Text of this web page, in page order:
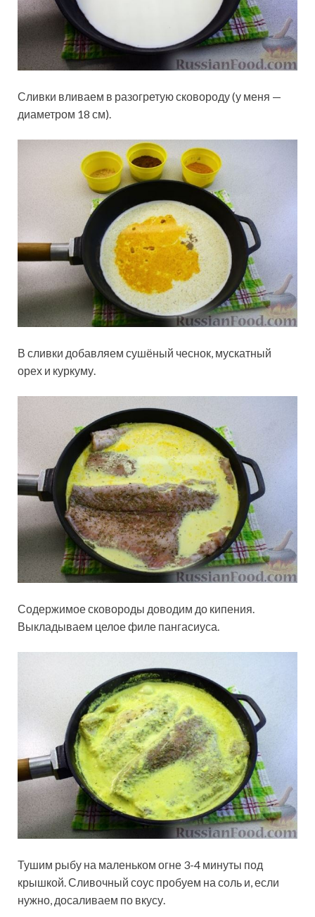
Сливки вливаем в разогретую сковороду (у меня —
диаметром 18 см).
В сливки добавляем сушёный чеснок, мускатный
орех и куркуму.
Содержимое сковороды доводим до кипения.
Выкладываем целое филе пангасиуса.
Тушим рыбу на маленьком огне 3-4 минуты под
крышкой. Сливочный соус пробуем на соль и, если
нужно, досаливаем по вкусу.